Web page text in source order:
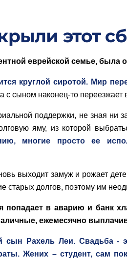
этот
еврейской семье, была
круглой сиротой. Мир
с сыном наконец-то переезжает
поддержки, не зная ни
яму, из которой
многие просто ее
выходит замуж и рожает
старых долгов, поэтому им
в аварию и банк
ежемесячно
сын Рахель Леи. Свадьба -
Жених – студент, сам